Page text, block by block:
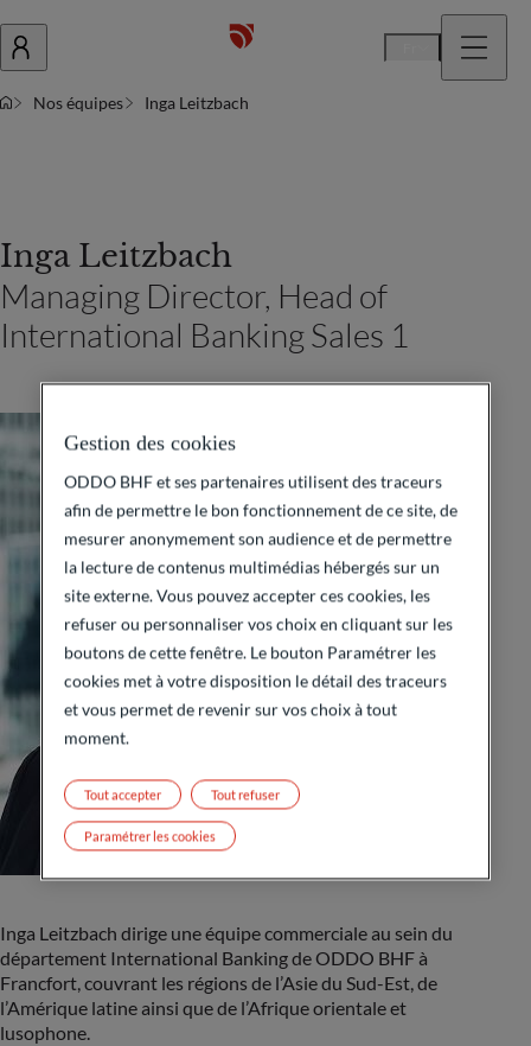
Nos équipes Inga Leitzbach
Inga Leitzbach
Managing Director, Head of
International Banking Sales 1
Inga Leitzbach dirige une équipe commerciale au sein du
département International Banking de ODDO BHF à
Francfort, couvrant les régions de l’Asie du Sud-Est, de
l’Amérique latine ainsi que de l’Afrique orientale et
lusophone.
Gestion des cookies
ODDO BHF et ses partenaires utilisent des traceurs
afin de permettre le bon fonctionnement de ce site, de
mesurer anonymement son audience et de permettre
la lecture de contenus multimédias hébergés sur un
site externe. Vous pouvez accepter ces cookies, les
refuser ou personnaliser vos choix en cliquant sur les
boutons de cette fenêtre. Le bouton Paramétrer les
cookies met à votre disposition le détail des traceurs
et vous permet de revenir sur vos choix à tout
moment.
Tout refuser
Tout accepter
Paramétrer les cookies